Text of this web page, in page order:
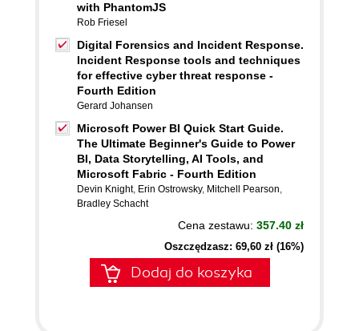
with PhantomJS
Rob Friesel
Digital Forensics and Incident Response.
Incident Response tools and techniques
for effective cyber threat response -
Fourth Edition
Gerard Johansen
Microsoft Power BI Quick Start Guide.
The Ultimate Beginner's Guide to Power
BI, Data Storytelling, AI Tools, and
Microsoft Fabric - Fourth Edition
Devin Knight, Erin Ostrowsky, Mitchell Pearson,
Bradley Schacht
Cena zestawu: 357.40 zł
Oszczędzasz: 69,60 zł (16%)
Dodaj do koszyka